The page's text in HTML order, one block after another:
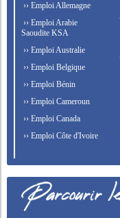
›› Emploi Allemagne
›› Emploi Arabie
Saoudite KSA
›› Emploi Australie
›› Emploi Belgique
›› Emploi Bénin
›› Emploi Cameroun
›› Emploi Canada
›› Emploi Côte d'Ivoire